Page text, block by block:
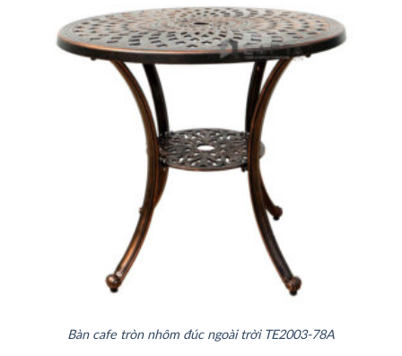
Bàn cafe tròn nhôm đúc ngoài trời TE2003-78A